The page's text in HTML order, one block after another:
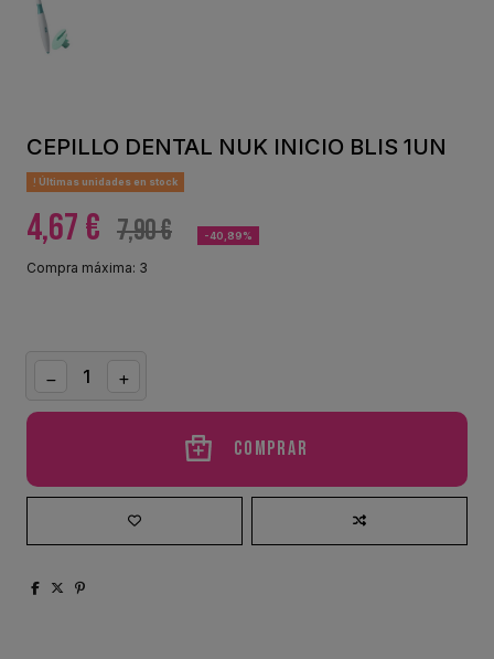
CEPILLO DENTAL NUK INICIO BLIS 1UN
Últimas unidades en stock
4,67 € 7,90 € -40,89%
Compra máxima: 3
Comprar